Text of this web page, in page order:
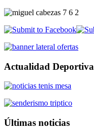
Actualidad Deportiva
Últimas noticias